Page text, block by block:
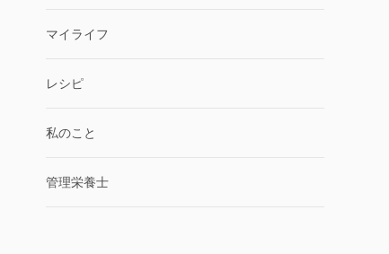
マイライフ
レシピ
私のこと
管理栄養士